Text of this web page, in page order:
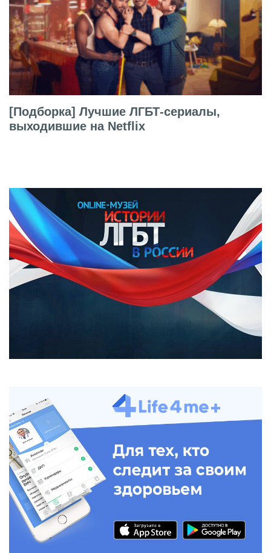
[Подборка] Лучшие ЛГБТ-сериалы,
выходившие на Netflix